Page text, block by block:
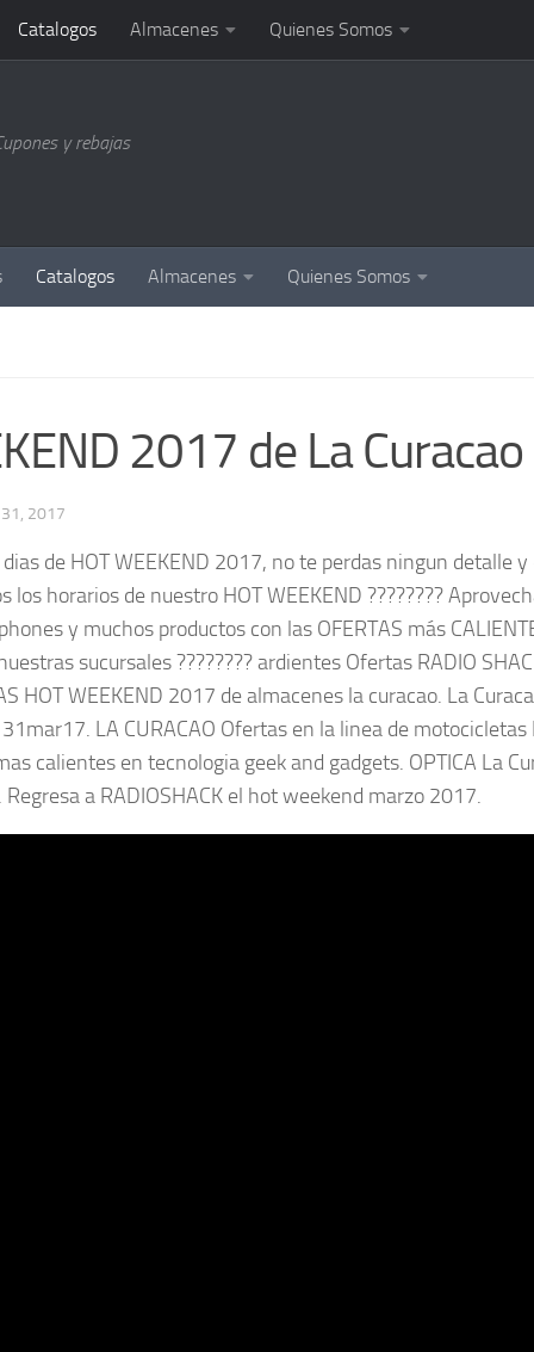
Catalogos Almacenes Quienes Somos
y rebajas
Catalogos Almacenes Quienes Somos
2017 de La Curacao
2017
de HOT WEEKEND 2017, no te perdas ningun detalle y
horarios de nuestro HOT WEEKEND ????????
y muchos productos con las OFERTAS más
sucursales ???????? ardientes Ofertas RADIO
HOT WEEKEND 2017 de almacenes la curacao. La
LA CURACAO Ofertas en la linea de motocicletas
calientes en tecnologia geek and gadgets. OPTICA La
a RADIOSHACK el hot weekend marzo 2017.